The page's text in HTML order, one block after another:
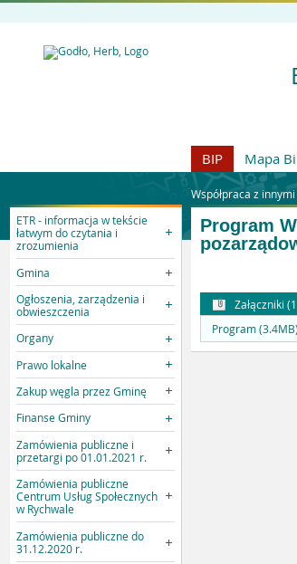
BIP Mapa
Współpraca z
ETR - informacja w tekście
łatwym do czytania i
zrozumienia
Gmina
Ogłoszenia, zarządzenia i
obwieszczenia
Organy
Prawo lokalne
Zakup węgla przez Gminę
Finanse Gminy
Zamówienia publiczne i
przetargi po 01.01.2021 r.
Zamówienia publiczne
Centrum Usług Społecznych
w Rychwale
Zamówienia publiczne do
31.12.2020 r.
Program
Załączniki
Program (3.4MB)